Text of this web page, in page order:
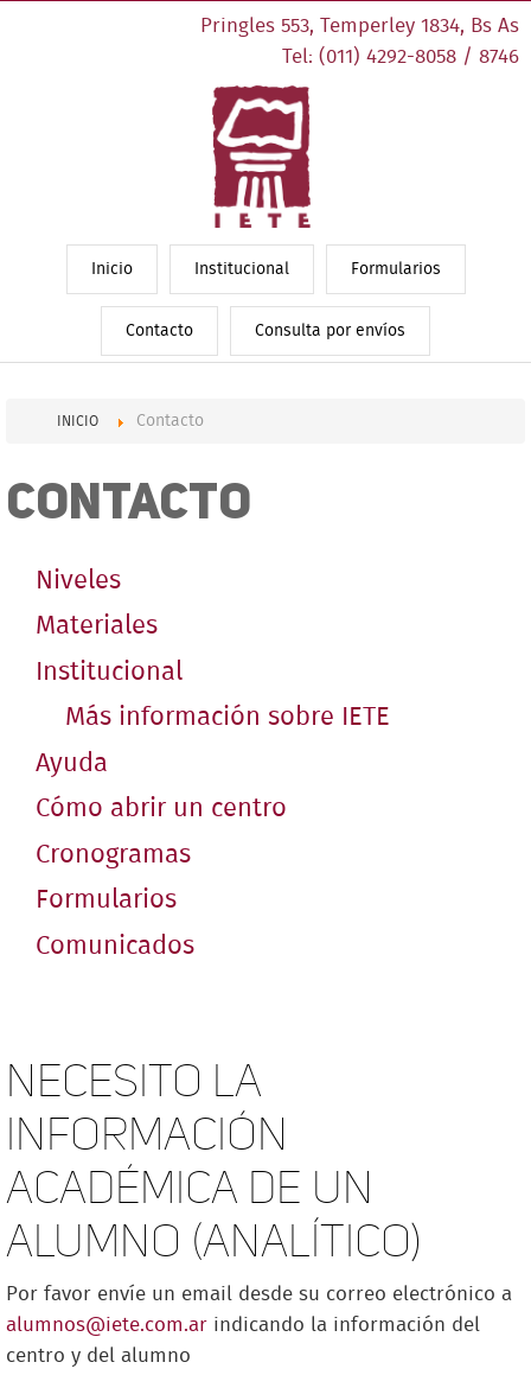
Pringles 553, Temperley 1834, Bs As
Tel: (011) 4292-8058 / 8746
Inicio Institucional Formularios
Contacto Consulta por envíos
INICIO Contacto
Contacto
Niveles
Materiales
Institucional
Más información sobre IETE
Ayuda
Cómo abrir un centro
Cronogramas
Formularios
Comunicados
Necesito la
información
académica de un
alumno (analítico)
Por favor envíe un email desde su correo electrónico a
alumnos@iete.com.ar indicando la información del
centro y del alumno